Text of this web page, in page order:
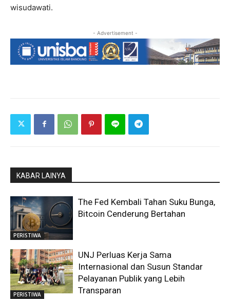
wisudawati.
- Advertisement -
KABAR LAINYA
PERISTIWA
The Fed Kembali Tahan Suku Bunga,
Bitcoin Cenderung Bertahan
PERISTIWA
UNJ Perluas Kerja Sama
Internasional dan Susun Standar
Pelayanan Publik yang Lebih
Transparan